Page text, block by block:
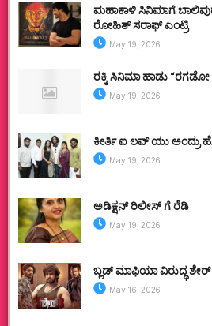
ಮಹಾಕಾಳಿ ಸಿನಿಮಾಗೆ
ರೋಹಿತ್ ಸರಾಫ್ ಎಂಟ್ರಿ
May 19, 2026
ರಕ್ಕಿ ಸಿನಿಮಾ ಹಾಡು “ರಗಡೋ
May 19, 2026
ಕೀರ್ತಿ ಐ ಲವ್ ಯು ಅಂದ್ರು
May 19, 2026
ಅಡಿಕ್ಷನ್ ರಿಲೀಸ್ ಗೆ ರೆಡಿ
May 19, 2026
ಬ್ಲಡ್ ಮಾಫಿಯಾ ವಿರುದ್ಧ
May 16, 2026